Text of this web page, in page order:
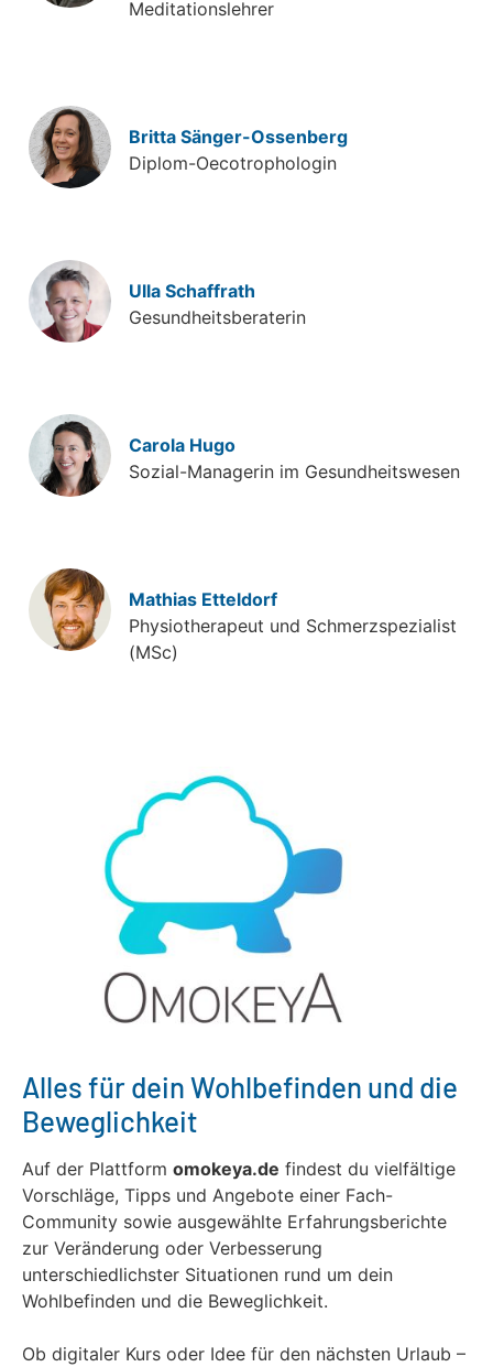
Meditationslehrer
Britta Sänger-Ossenberg
Diplom-Oecotrophologin
Ulla Schaffrath
Gesundheitsberaterin
Carola Hugo
Sozial-Managerin im Gesundheitswesen
Mathias Etteldorf
Physiotherapeut und Schmerzspezialist
(MSc)
Alles für dein Wohlbefinden und die
Beweglichkeit
Auf der Plattform omokeya.de findest du vielfältige
Vorschläge, Tipps und Angebote einer Fach-
Community sowie ausgewählte Erfahrungsberichte
zur Veränderung oder Verbesserung
unterschiedlichster Situationen rund um dein
Wohlbefinden und die Beweglichkeit.
Ob digitaler Kurs oder Idee für den nächsten Urlaub –